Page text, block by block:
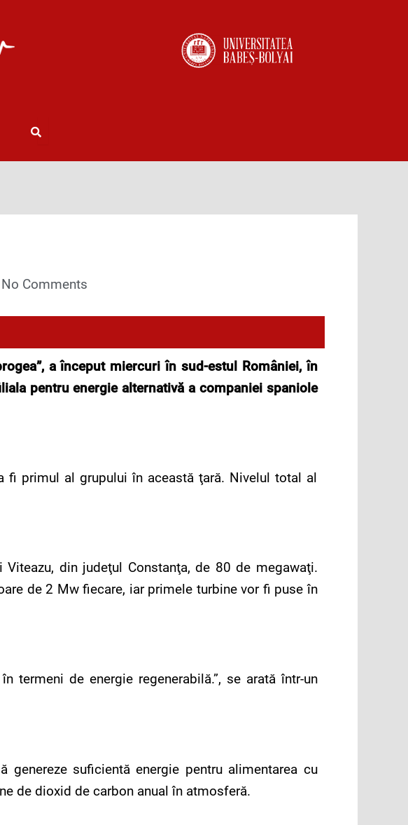
No Comments
”, a început miercuri în sud-estul României, în
pentru energie alternativă a companiei spaniole
fi primul al grupului în această ţară. Nivelul total al
din judeţul Constanţa, de 80 de megawaţi.
de 2 Mw fiecare, iar primele turbine vor fi puse în
de energie regenerabilă.”, se arată într-un
genereze suficientă energie pentru alimentarea cu
de dioxid de carbon anual în atmosferă.